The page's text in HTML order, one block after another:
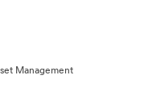
Management